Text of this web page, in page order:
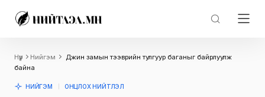
Нүүр Нийгэм
Дүүжин замын тээврийн тулгуур баганыг байрлуулж
байна
НИЙГЭМ ОНЦЛОХ НИЙТЛЭЛ